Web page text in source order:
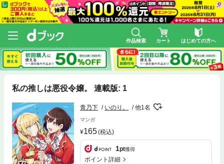
作品検索 カート はじめての方へ
私の推しは悪役令嬢。 連載版: 1
青乃下 いのり。 他1名
マンガ
165(税込)
1pt獲得
ポイント詳細